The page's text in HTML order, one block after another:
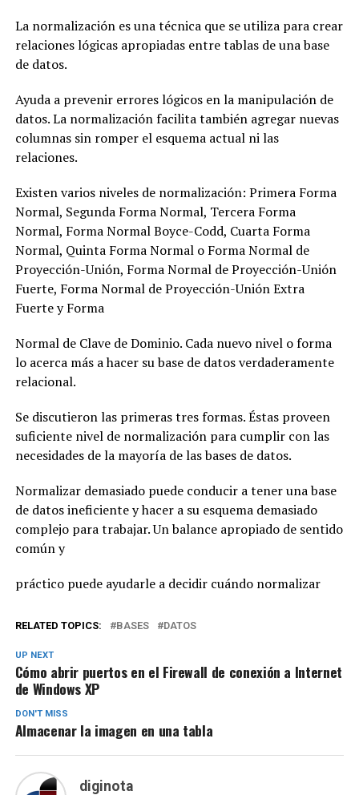
La normalización es una técnica que se utiliza para crear
relaciones lógicas apropiadas entre tablas de una base
de datos.
Ayuda a prevenir errores lógicos en la manipulación de
datos. La normalización facilita también agregar nuevas
columnas sin romper el esquema actual ni las
relaciones.
Existen varios niveles de normalización: Primera Forma
Normal, Segunda Forma Normal, Tercera Forma
Normal, Forma Normal Boyce-Codd, Cuarta Forma
Normal, Quinta Forma Normal o Forma Normal de
Proyección-Unión, Forma Normal de Proyección-Unión
Fuerte, Forma Normal de Proyección-Unión Extra
Fuerte y Forma
Normal de Clave de Dominio. Cada nuevo nivel o forma
lo acerca más a hacer su base de datos verdaderamente
relacional.
Se discutieron las primeras tres formas. Éstas proveen
suficiente nivel de normalización para cumplir con las
necesidades de la mayoría de las bases de datos.
Normalizar demasiado puede conducir a tener una base
de datos ineficiente y hacer a su esquema demasiado
complejo para trabajar. Un balance apropiado de sentido
común y
práctico puede ayudarle a decidir cuándo normalizar
RELATED TOPICS: BASES DATOS
UP NEXT
Cómo abrir puertos en el Firewall de conexión a Internet
de Windows XP
DON'T MISS
Almacenar la imagen en una tabla
diginota